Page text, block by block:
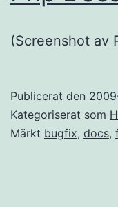
(Screenshot av
Publicerat den
Kategoriserat som
Märkt bugfix, docs,